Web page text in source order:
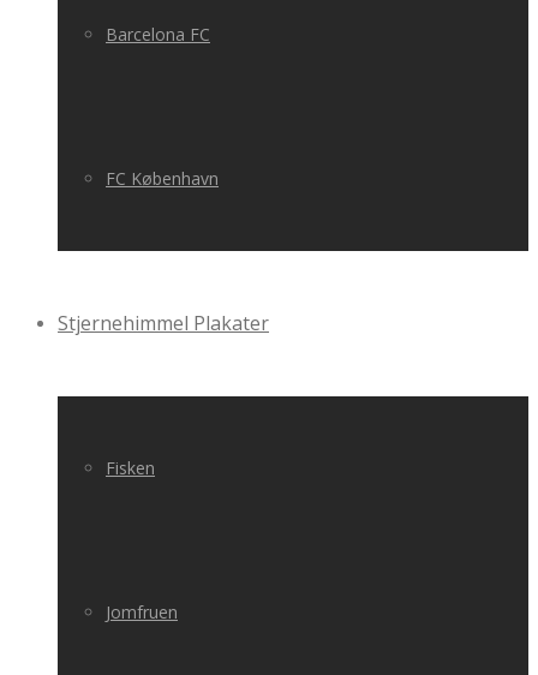
Barcelona FC
FC København
Stjernehimmel Plakater
Fisken
Jomfruen